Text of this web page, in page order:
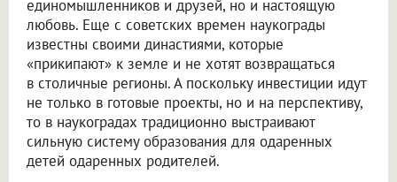
единомышленников и друзей, но и настоящую
любовь. Еще с советских времен наукограды
известны своими династиями, которые
«прикипают» к земле и не хотят возвращаться
в столичные регионы. А поскольку инвестиции идут
не только в готовые проекты, но и на перспективу,
то в наукоградах традиционно выстраивают
сильную систему образования для одаренных
детей одаренных родителей.